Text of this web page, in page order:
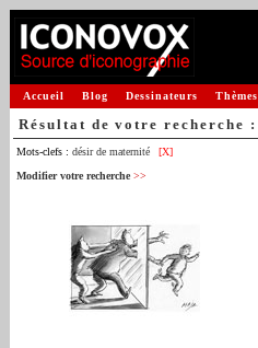
Accueil Blog Dessinateurs Thèmes
Résultat de votre recherche :
Mots-clefs : désir de maternité
[X]
Modifier votre recherche >>